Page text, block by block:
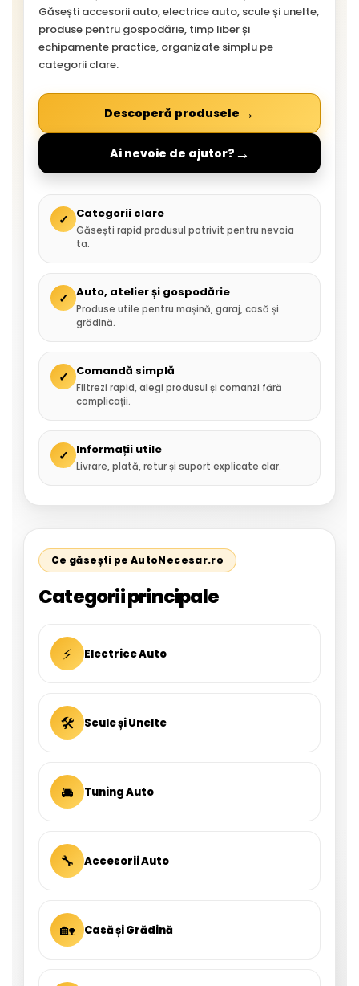
Găsești accesorii auto, electrice auto, scule și unelte,
produse pentru gospodărie, timp liber și
echipamente practice, organizate simplu pe
categorii clare.
Descoperă produsele →
Ai nevoie de ajutor? →
✓ Categorii clare
Găsești rapid produsul potrivit pentru nevoia
ta.
✓ Auto, atelier și gospodărie
Produse utile pentru mașină, garaj, casă și
grădină.
✓ Comandă simplă
Filtrezi rapid, alegi produsul și comanzi fără
complicații.
✓ Informații utile
Livrare, plată, retur și suport explicate clar.
Ce găsești pe AutoNecesar.ro
Categorii principale
⚡ Electrice Auto
🛠 Scule și Unelte
🚘 Tuning Auto
🔧 Accesorii Auto
🏡 Casă și Grădină